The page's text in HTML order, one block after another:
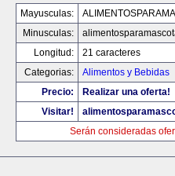
Mayusculas:
Minusculas:
Longitud:
21 caracteres
Categorias:
Alimentos y Bebidas
Precio:
Realizar una oferta!
Visitar!
Serán consideradas